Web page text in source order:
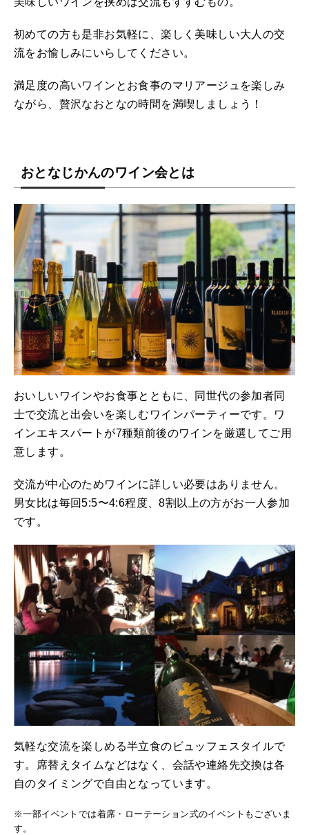
初めての方も是非お気軽に、楽しく美味しい大人の交
流をお愉しみにいらしてください。
満足度の高いワインとお食事のマリアージュを楽しみ
ながら、贅沢なおとなの時間を満喫しましょう！
おとなじかんのワイン会とは
おいしいワインやお食事とともに、同世代の参加者同
士で交流と出会いを楽しむワインパーティーです。ワ
インエキスパートが7種類前後のワインを厳選してご用
意します。
交流が中心のためワインに詳しい必要はありません。
男女比は毎回5:5〜4:6程度、8割以上の方がお一人参加
です。
気軽な交流を楽しめる半立食のビュッフェスタイルで
す。席替えタイムなどはなく、会話や連絡先交換は各
自のタイミングで自由となっています。
※一部イベントでは着席・ローテーション式のイベントもございま
す。